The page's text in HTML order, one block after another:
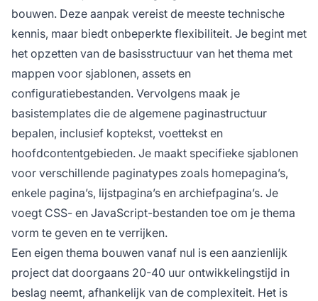
bouwen. Deze aanpak vereist de meeste technische
kennis, maar biedt onbeperkte flexibiliteit. Je begint met
het opzetten van de basisstructuur van het thema met
mappen voor sjablonen, assets en
configuratiebestanden. Vervolgens maak je
basistemplates die de algemene paginastructuur
bepalen, inclusief koptekst, voettekst en
hoofdcontentgebieden. Je maakt specifieke sjablonen
voor verschillende paginatypes zoals homepagina’s,
enkele pagina’s, lijstpagina’s en archiefpagina’s. Je
voegt CSS- en JavaScript-bestanden toe om je thema
vorm te geven en te verrijken.
Een eigen thema bouwen vanaf nul is een aanzienlijk
project dat doorgaans 20-40 uur ontwikkelingstijd in
beslag neemt, afhankelijk van de complexiteit. Het is